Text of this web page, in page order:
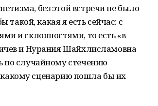
без этой встречи не было
какая я есть сейчас: с
и склонностями, то есть «в
и Нурания Шайхлисламовна
по случайному стечению
какому сценарию пошла бы их